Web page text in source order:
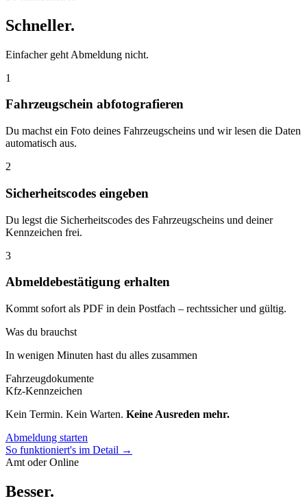
Schneller.
Einfacher geht Abmeldung nicht.
1
Fahrzeugschein abfotografieren
Du machst ein Foto deines Fahrzeugscheins und wir lesen die Daten
automatisch aus.
2
Sicherheitscodes eingeben
Du legst die Sicherheitscodes des Fahrzeugscheins und deiner
Kennzeichen frei.
3
Abmeldebestätigung erhalten
Kommt sofort als PDF in dein Postfach – rechtssicher und gültig.
Was du brauchst
In wenigen Minuten hast du alles zusammen
Fahrzeugdokumente
Kfz-Kennzeichen
Kein Termin. Kein Warten. Keine Ausreden mehr.
Abmeldung starten
So funktioniert's im Detail →
Amt oder Online
Besser.